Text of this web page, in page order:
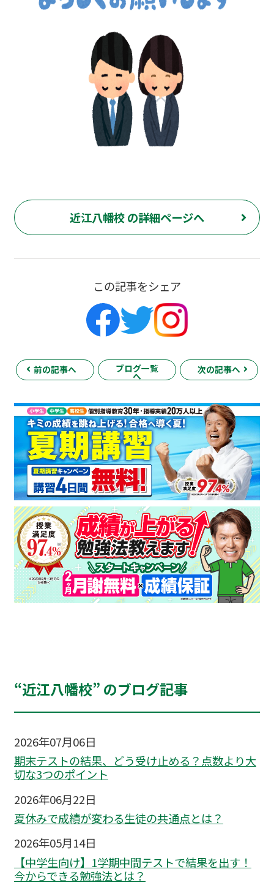
近江八幡校 の詳細ページへ
この記事をシェア
前の記事へ ブログ一覧
へ
次の記事へ
“近江八幡校” のブログ記事
2026年07月06日
期末テストの結果、どう受け止める？点数より大
切な3つのポイント
2026年06月22日
夏休みで成績が変わる生徒の共通点とは？
2026年05月14日
【中学生向け】1学期中間テストで結果を出す！
今からできる勉強法とは？